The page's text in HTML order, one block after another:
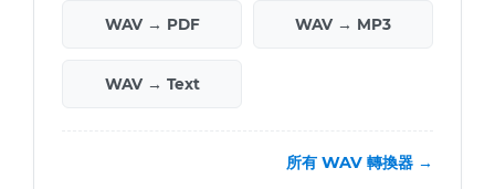
WAV → PDF WAV → MP3
WAV → Text
所有 WAV 轉換器 →